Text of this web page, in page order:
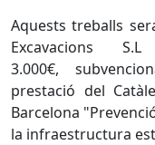
Aquests treballs
3.000€,
prestació del
Barcelona
la infraestructura